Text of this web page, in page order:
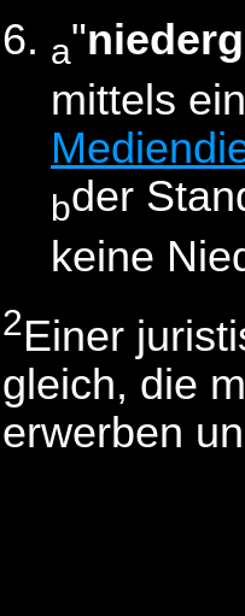
a"
mittels
bder
keine
2Einer
gleich, die
erwerben